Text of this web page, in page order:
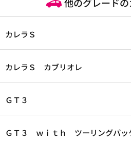
カレラＳ
カレラＳ カブリオレ
ＧＴ３
ＧＴ３ ｗｉｔｈ ツーリングパッ